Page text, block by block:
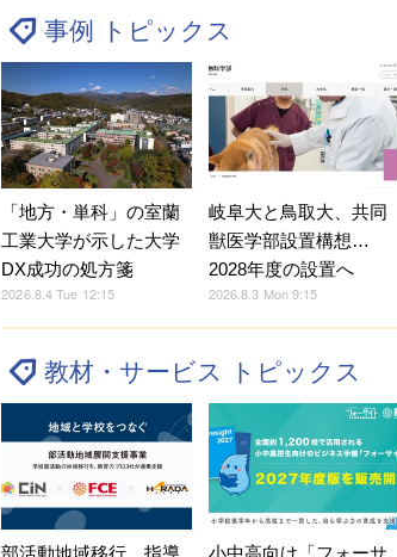
事例 トピックス
「地方・単科」の室蘭
工業大学が示した大学
DX成功の処方箋
2026.8.4 Tue 12:15
岐阜大と鳥取大、共同
獣医学部設置構想…
2028年度の設置へ
2026.8.3 Mon 9:15
教材・サービス トピックス